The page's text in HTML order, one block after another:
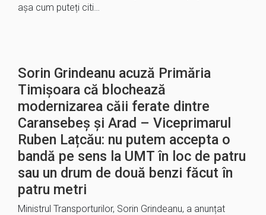
așa cum puteți citi…
Sorin Grindeanu acuză Primăria
Timişoara că blochează
modernizarea căii ferate dintre
Caransebeş şi Arad – Viceprimarul
Ruben Lațcău: nu putem accepta o
bandă pe sens la UMT în loc de patru
sau un drum de două benzi făcut în
patru metri
Ministrul Transporturilor, Sorin Grindeanu, a anunțat